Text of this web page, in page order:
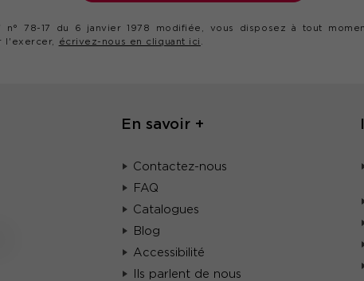
n° 78-17 du 6 janvier 1978 modifiée, vous disposez à tout
l'exercer, écrivez-nous en cliquant ici .
En savoir +
Contactez-nous
FAQ
Catalogues
Blog
Accessibilité
Ils parlent de nous